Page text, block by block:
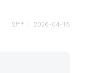
안** ｜ 2026-04-15